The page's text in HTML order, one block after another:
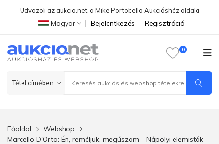
Üdvözöli az aukcio.net, a Mike Portobello Aukciósház oldala
Magyar Bejelentkezés Regisztráció
Főoldal
Webshop
Marcello D'Orta: Én, reméljük, megúszom - Nápolyi elemisták